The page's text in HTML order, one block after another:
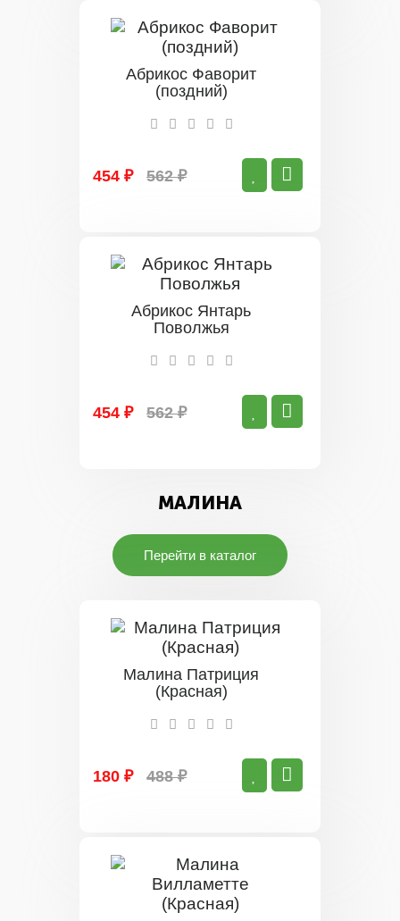
Абрикос Фаворит
(поздний)
454 ₽ 562 ₽
Абрикос Янтарь
Поволжья
454 ₽ 562 ₽
МАЛИНА
Перейти в каталог
Малина Патриция
(Красная)
180 ₽ 488 ₽